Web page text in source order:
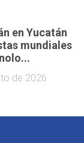
en Yucatán
mundiales
de 2026